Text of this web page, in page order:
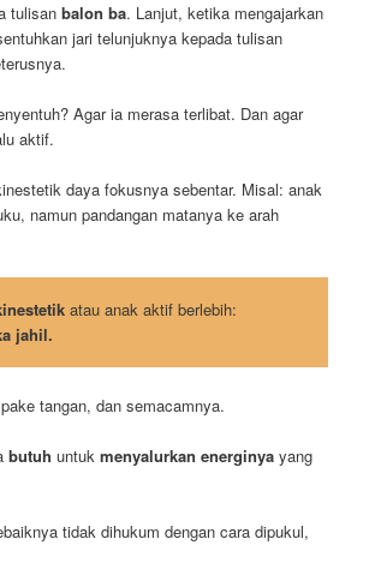
tulisanbalon ba. Lanjut, ketika mengajarkan
jari telunjuknya kepada tulisan
Agar ia merasa terlibat. Dan agar
aktif.
daya fokusnya sebentar. Misal: anak
namun pandangan matanya ke arah
atau anak aktif berlebih:
jahil.
tangan, dan semacamnya.
butuh untukmenyalurkan energinya yang
tidak dihukum dengan cara dipukul,